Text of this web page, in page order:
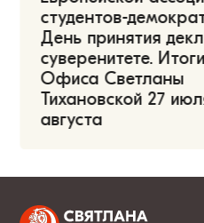
студентов-
День принятия
суверенитете.
Офиса Светланы
Тихановской 27
августа